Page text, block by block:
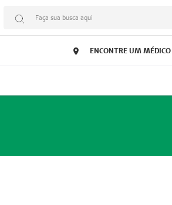
Faça sua busca aqui
ENCONTRE UM MÉDICO